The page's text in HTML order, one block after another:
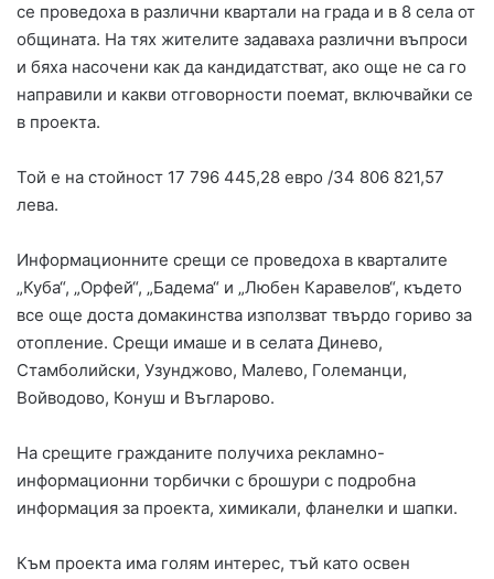
се проведоха в различни квартали на града и в 8 села от
общината. На тях жителите задаваха различни въпроси
и бяха насочени как да кандидатстват, ако още не са го
направили и какви отговорности поемат, включвайки се
в проекта.
Той е на стойност 17 796 445,28 евро /34 806 821,57
лева.
Информационните срещи се проведоха в кварталите
„Куба“, „Орфей“, „Бадема“ и „Любен Каравелов“, където
все още доста домакинства използват твърдо гориво за
отопление. Срещи имаше и в селата Динево,
Стамболийски, Узунджово, Малево, Големанци,
Войводово, Конуш и Въгларово.
На срещите гражданите получиха рекламно-
информационни торбички с брошури с подробна
информация за проекта, химикали, фланелки и шапки.
Към проекта има голям интерес, тъй като освен